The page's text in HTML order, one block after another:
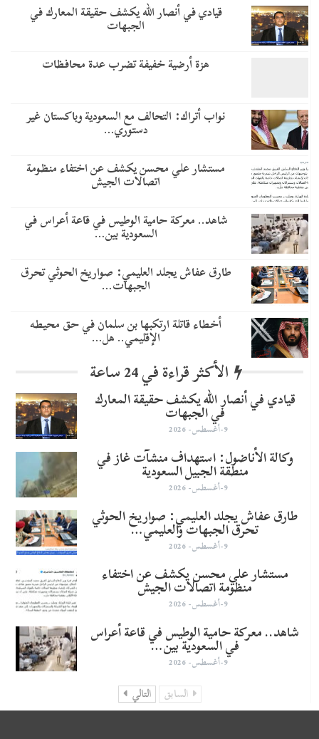
قيادي في أنصار الله يكشف حقيقة المعارك في
الجبهات
هزة أرضية خفيفة تضرب عدة محافظات
نواب أتراك: التحالف مع السعودية وباكستان غير
دستوري…
مستشار علي محسن يكشف عن اختفاء منظومة
اتصالات الجيش
شاهد.. معركة حامية الوطيس في قاعة أعراس في
السعودية بين…
طارق عفاش يجلد العليمي: صواريخ الحوثي تحرق
الجبهات…
أخطاء قاتلة ارتكبها بن سلمان في حق محيطه
الإقليمي.. هل…
الأكثر قراءة في 24 ساعة
قيادي في أنصار الله يكشف حقيقة المعارك
في الجبهات
9-أغسطس- 2026
وكالة الأناضول: استهداف منشآت غاز في
منطقة الجبيل السعودية
9-أغسطس- 2026
طارق عفاش يجلد العليمي: صواريخ الحوثي
تحرق الجبهات والعليمي…
9-أغسطس- 2026
مستشار علي محسن يكشف عن اختفاء
منظومة اتصالات الجيش
9-أغسطس- 2026
شاهد.. معركة حامية الوطيس في قاعة أعراس
في السعودية بين…
9-أغسطس- 2026
السابق التالي